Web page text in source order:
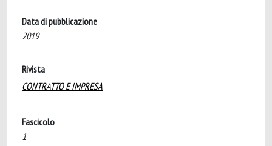
Data di pubblicazione
2019
Rivista
CONTRATTO E IMPRESA
Fascicolo
1